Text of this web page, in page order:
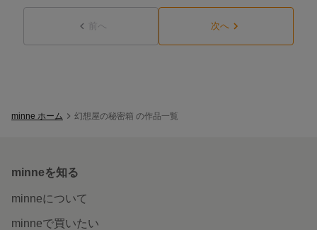
前へ 次へ
minne ホーム 幻想屋の秘密箱 の作品一覧
minneを知る
minneについて
minneで買いたい